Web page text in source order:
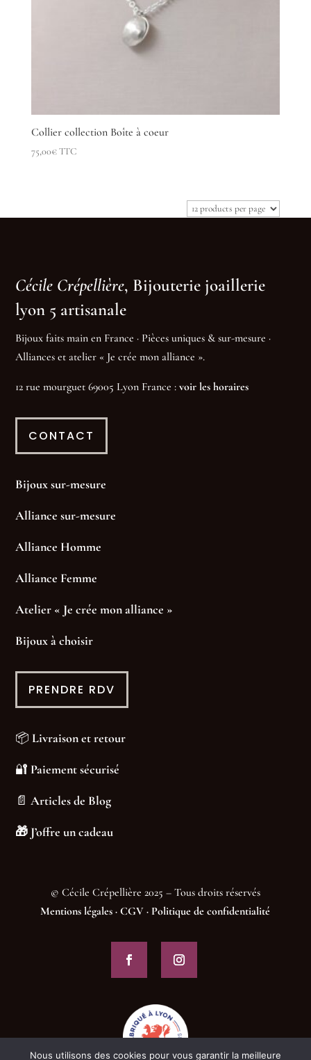
Collier collection Boîte à coeur
75,00€TTC
Cécile Crépellière, Bijouterie joaillerie
lyon 5 artisanale
Bijoux faits main en France · Pièces uniques & sur-mesure ·
Alliances et atelier « Je crée mon alliance ».
12 rue mourguet 69005 Lyon France :voir les horaires
CONTACT
Bijoux sur-mesure
Alliance sur-mesure
Alliance Homme
Alliance Femme
Atelier « Je crée mon alliance »
Bijoux à choisir
PRENDRE RDV
📦Livraison et retour
🔐 Paiement sécurisé
📄Articles de Blog
🎁 J’offre un cadeau
© Cécile Crépellière 2025 – Tous droits réservés
Mentions légales ·CGV · Politique de confidentialité
Nous utilisons des cookies pour vous garantir la meilleure